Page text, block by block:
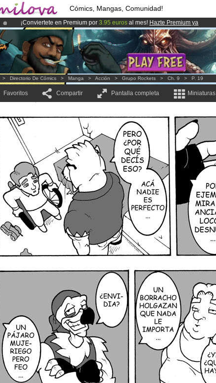
Cómics, Mangas, Comunidad!
¡Conviertete en Premium por 3.95 euros al mes! Hazte Premium ya
¡El Kickstarter Amilova está desormado lanzado!.
¡Ya tenemos 134393miembrosy 1208 Cómics y Mangas!.
> Directorio De Cómics > Manga > Acción > Grupo Rockets > Ch. 9 > P. 19
Favoritos Compartir Pantalla completa Miniaturas